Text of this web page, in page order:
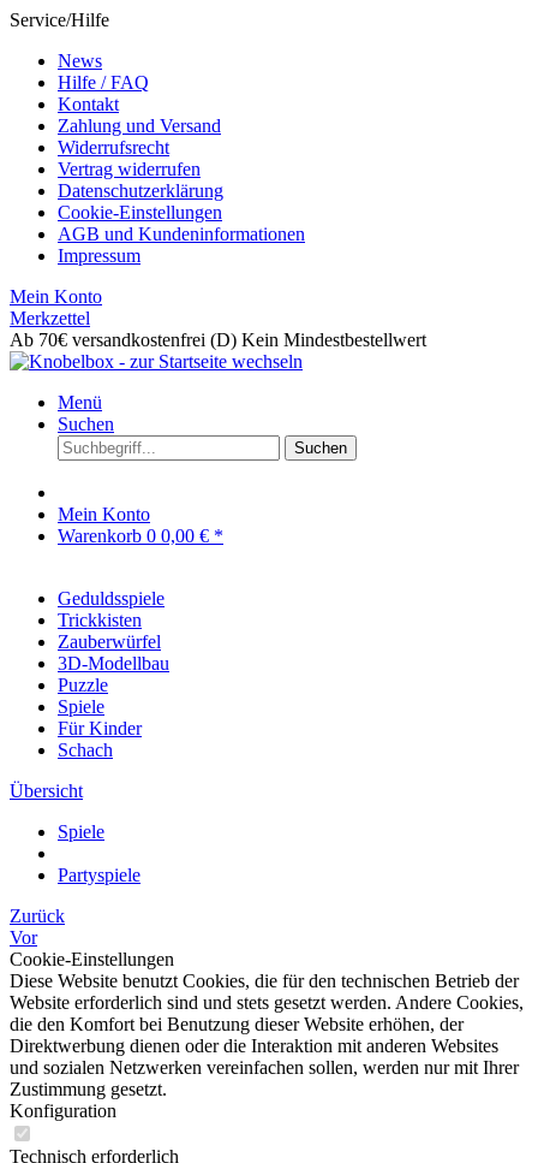
Service/Hilfe
News
Hilfe / FAQ
Kontakt
Zahlung und Versand
Widerrufsrecht
Vertrag widerrufen
Datenschutzerklärung
Cookie-Einstellungen
AGB und Kundeninformationen
Impressum
Mein Konto
Merkzettel
Ab 70€ versandkostenfrei (D) Kein Mindestbestellwert
Menü
Suchen
Suchen
Mein Konto
Warenkorb 0 0,00 € *
Geduldsspiele
Trickkisten
Zauberwürfel
3D-Modellbau
Puzzle
Spiele
Für Kinder
Schach
Übersicht
Spiele
Partyspiele
Zurück
Vor
Cookie-Einstellungen
Diese Website benutzt Cookies, die für den technischen Betrieb der
Website erforderlich sind und stets gesetzt werden. Andere Cookies,
die den Komfort bei Benutzung dieser Website erhöhen, der
Direktwerbung dienen oder die Interaktion mit anderen Websites
und sozialen Netzwerken vereinfachen sollen, werden nur mit Ihrer
Zustimmung gesetzt.
Konfiguration
Technisch erforderlich